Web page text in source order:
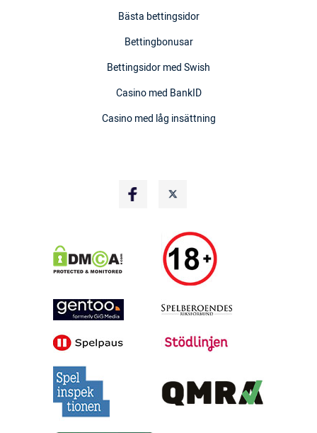
Bästa bettingsidor
Bettingbonusar
Bettingsidor med Swish
Casino med BankID
Casino med låg insättning